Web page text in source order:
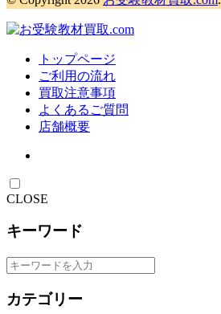
トップページ
ご利用の流れ
買取注意事項
よくあるご質問
店舗概要
CLOSE
キーワード
カテゴリー